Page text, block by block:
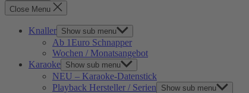
Close Menu
Knaller Show sub menu
Ab 1Euro Schnapper
Wochen / Monatsangebot
Karaoke Show sub menu
NEU – Karaoke-Datenstick
Playback Hersteller / Serien
Show sub menu